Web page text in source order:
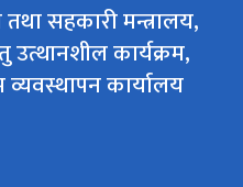
सहकारी मन्त्रालय,
कार्यक्रम,
व्यवस्थापन कार्यालय